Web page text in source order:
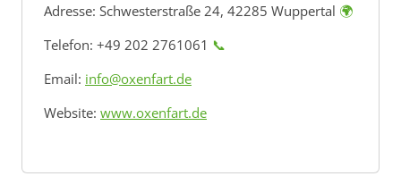
Adresse: Schwesterstraße 24, 42285 Wuppertal 🌍
Telefon: +49 202 2761061 📞
Email: info@oxenfart.de
Website: www.oxenfart.de